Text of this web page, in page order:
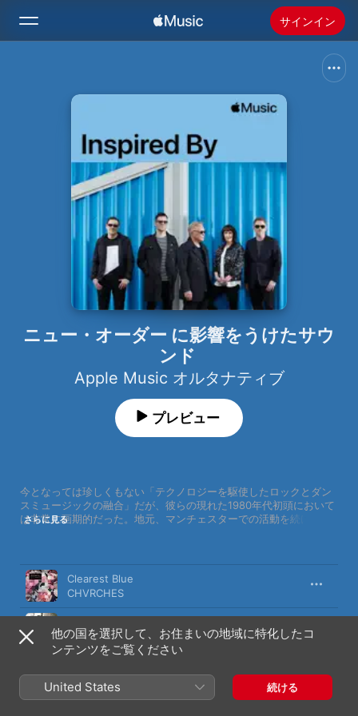
サインイン
新着おすすめ
ラジオ
Apple Musicをインストール
ニュー・オーダー に影響をうけたサウ
ンド
Apple Music オルタナティブ
今となっては珍しくもない「テクノロジーを駆使したロックとダン
スミュージックの融合」だが、彼らの現れた1980年代初頭において
は非常に画期的だった。地元、マンチェスターでの活動を続けたこ
さらに見る
プレビュー
曲 時間
Clearest Blue
CHVRCHES
LCDサウンドシステム
モービー
他の国を選択して、お住まいの地域に特化したコ
ンテンツをご覧ください
United States 続ける